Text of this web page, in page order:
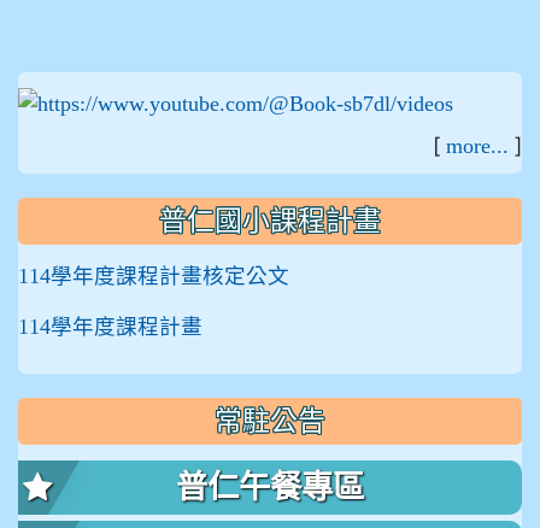
[ more... ]
普仁國小課程計畫
114學年度課程計畫核定公文
114學年度課程計畫
常駐公告
普仁午餐專區